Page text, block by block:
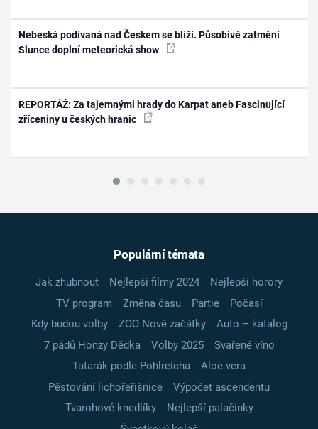
Nebeská podívaná nad Českem se blíží. Působivé zatmění
Slunce doplní meteorická show
REPORTÁŽ: Za tajemnými hrady do Karpat aneb Fascinující
zříceniny u českých hranic
Populární témata
Jak zhubnout Nejlepší filmy 2024
Nejlepší horory
TV program
Změna času Partie
Počasí
Kdy budou volby
ZOO Nové začátky
Auto – katalog
7 pádů Honzy Dědka
Volby 2025
Svařené víno
Tatarák podle Pohlreicha
Aloe vera
Pěstování lichořeřišnice
Výpočet ascendentu
Tvarohové knedlíky
Nejlepší palačinky